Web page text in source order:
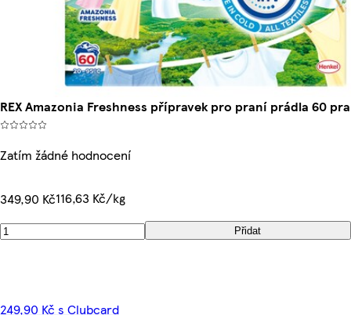
REX Amazonia Freshness přípravek pro praní prádla 60
Zatím žádné hodnocení
349,90 Kč116,63 Kč/kg
Přidat
249,90 Kč s Clubcard